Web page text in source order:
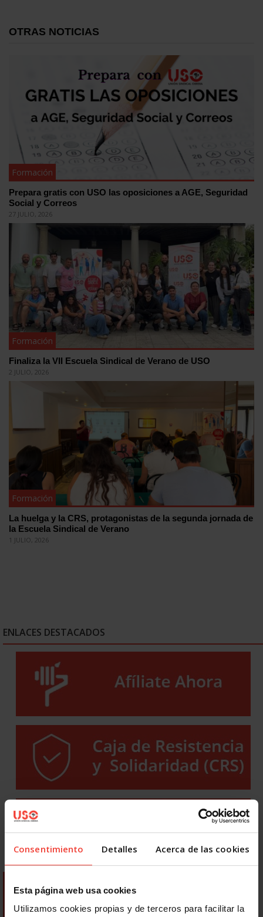
Consentimiento Detalles Acerca de las cookies
Esta página web usa cookies
Utilizamos cookies propias y de terceros para facilitar la
OTRAS NOTICIAS
Formación
Prepara gratis con USO las oposiciones a AGE, Seguridad
Social y Correos
27 JULIO, 2026
Formación
Finaliza la VII Escuela Sindical de Verano de USO
2 JULIO, 2026
Formación
La huelga y la CRS, protagonistas de la segunda jornada de
la Escuela Sindical de Verano
1 JULIO, 2026
ENLACES DESTACADOS